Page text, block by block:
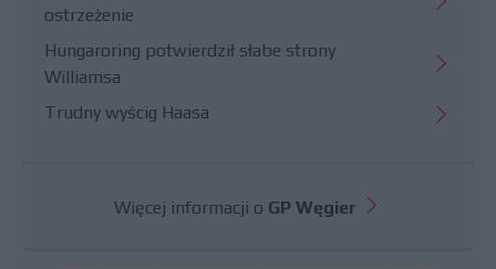
ostrzeżenie
Hungaroring potwierdził słabe strony
Williamsa
Trudny wyścig Haasa
Więcej informacji o GP Węgier